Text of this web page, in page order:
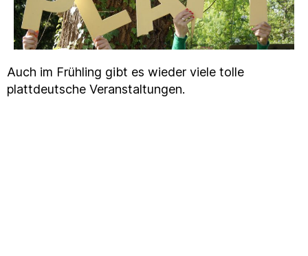
Auch im Frühling gibt es wieder viele tolle
plattdeutsche Veranstaltungen.